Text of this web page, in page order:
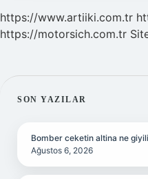
https://www.artiiki.com.tr
https://motorsich.com.tr
SIDEBAR
SON YAZILAR
Bomber ceketin altina ne
Ağustos 6, 2026